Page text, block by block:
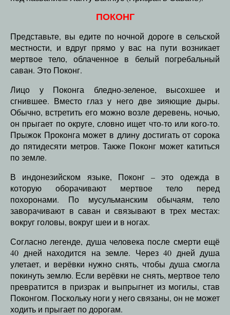
ПОКОНГ
Представьте, вы едите по ночной дороге в сельской
местности, и вдруг прямо у вас на пути возникает
мертвое тело, облаченное в белый погребальный
саван. Это Поконг.
Лицо у Поконга бледно-зеленое, высохшее и
сгнившее. Вместо глаз у него две зияющие дыры.
Обычно, встретить его можно возле деревень, ночью,
он прыгает по округе, словно ищет что-то или кого-то.
Прыжок Проконга может в длину достигать от сорока
до пятидесяти метров. Также Поконг может катиться
по земле.
В индонезийском языке, Поконг – это одежда в
которую оборачивают мертвое тело перед
похоронами. По мусульманским обычаям, тело
заворачивают в саван и связывают в трех местах:
вокруг головы, вокруг шеи и в ногах.
Согласно легенде, душа человека после смерти ещё
40 дней находится на земле. Через 40 дней душа
улетает, и верёвки нужно снять, чтобы душа смогла
покинуть землю. Если верёвки не снять, мертвое тело
превратится в призрак и выпрыгнет из могилы, став
Поконгом. Поскольку ноги у него связаны, он не может
ходить и прыгает по дорогам.